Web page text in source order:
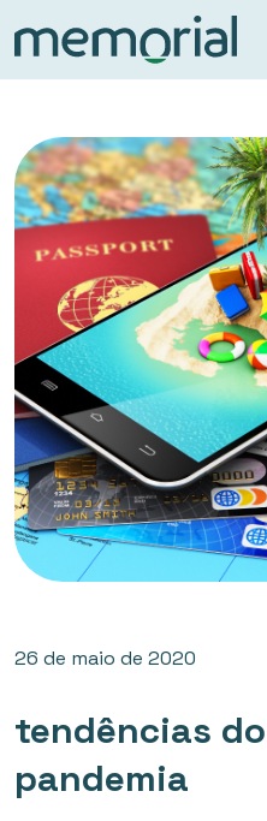
26 de maio de 2020
tendências
pandemia